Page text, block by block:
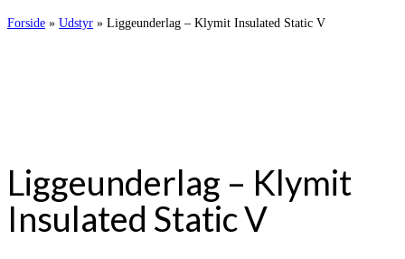
Forside » Udstyr » Liggeunderlag – Klymit Insulated Static V
Liggeunderlag – Klymit
Insulated Static V